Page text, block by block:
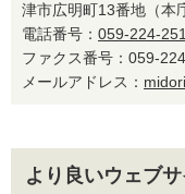
津市広明町13番地（本
電話番号： 059-224-
ファクス番号：059-
メールアドレス：
より良いウェブ